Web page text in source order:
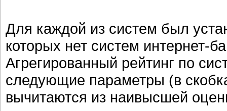
Для каждой из систем был
которых нет систем интернет-
Агрегированный рейтинг по
следующие параметры (в
вычитаются из наивысшей